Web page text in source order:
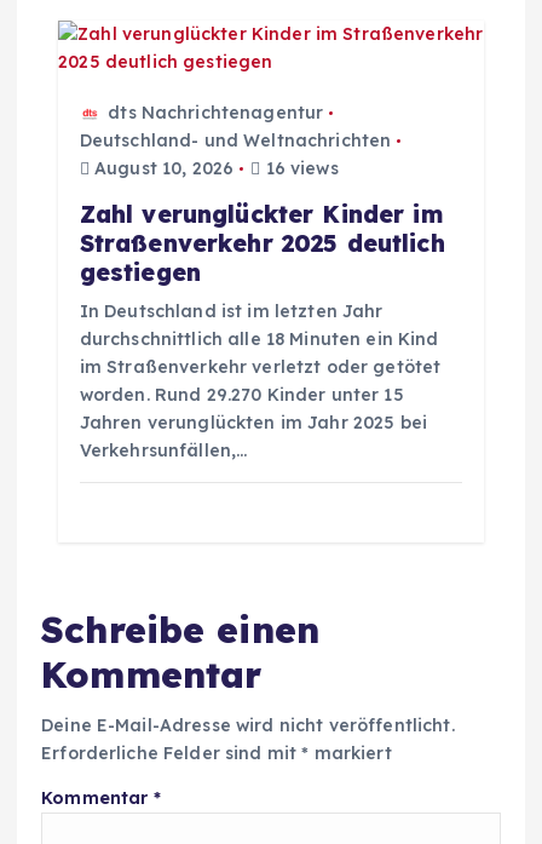
o
dts Nachrichtenagentur
Deutschland- und Weltnachrichten
August 10, 2026
16 views
Zahl verunglückter Kinder im
Straßenverkehr 2025 deutlich
gestiegen
In Deutschland ist im letzten Jahr
durchschnittlich alle 18 Minuten ein Kind
im Straßenverkehr verletzt oder getötet
worden. Rund 29.270 Kinder unter 15
Jahren verunglückten im Jahr 2025 bei
Verkehrsunfällen,…
Schreibe einen
Kommentar
Deine E-Mail-Adresse wird nicht veröffentlicht.
Erforderliche Felder sind mit* markiert
Kommentar *